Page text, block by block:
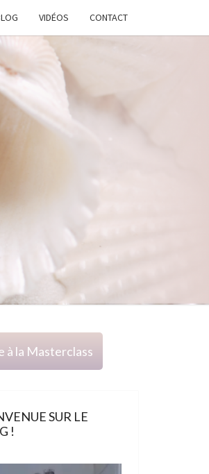
VIDÉOS CONTACT
à la Masterclass
SUR LE
!